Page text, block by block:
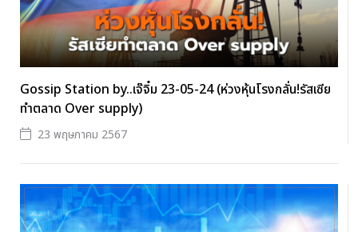
Gossip Station by..เจ๊จิ๋ม 23-05-24 (ห่วงหุ้นโรงกลั่น!รัสเซีย
ทำตลาด Over supply)
23 พฤษภาคม 2567